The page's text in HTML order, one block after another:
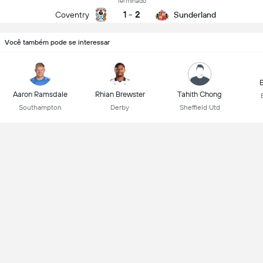
Coventry 1 - 2 Sunderland
Você também pode se interessar
Aaron Ramsdale
Southampton
Rhian Brewster
Derby
Tahith Chong
Sheffield Utd